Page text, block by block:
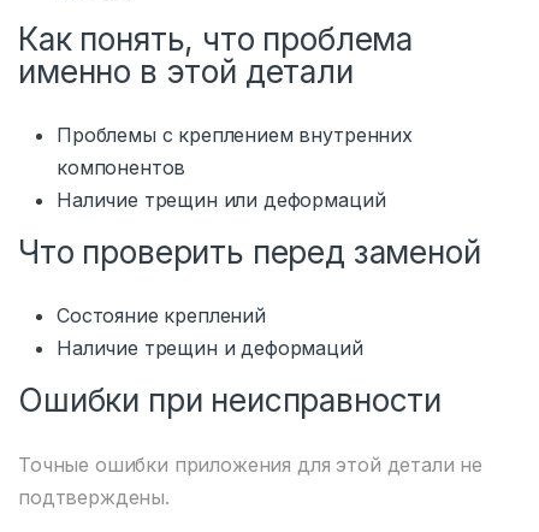
Как понять, что проблема
именно в этой детали
Проблемы с креплением внутренних
компонентов
Наличие трещин или деформаций
Что проверить перед заменой
Состояние креплений
Наличие трещин и деформаций
Ошибки при неисправности
Точные ошибки приложения для этой детали не
подтверждены.